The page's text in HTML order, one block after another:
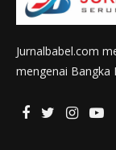
Jurnalbabel.com
mengenai Bangka